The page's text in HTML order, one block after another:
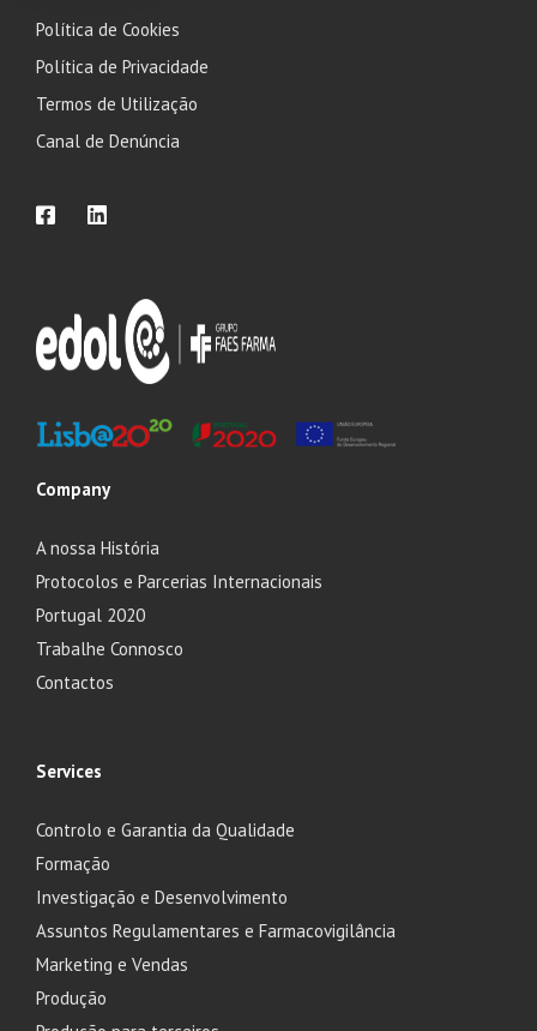
Política de Cookies
Política de Privacidade
Termos de Utilização
Canal de Denúncia
Company
A nossa História
Protocolos e Parcerias Internacionais
Portugal 2020
Trabalhe Connosco
Contactos
Services
Controlo e Garantia da Qualidade
Formação
Investigação e Desenvolvimento
Assuntos Regulamentares e Farmacovigilância
Marketing e Vendas
Produção